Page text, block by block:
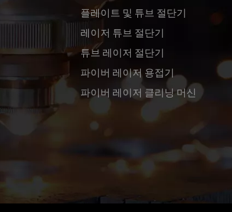
플레이트 및 튜브 절단기
레이저 튜브 절단기
튜브 레이저 절단기
파이버 레이저 용접기
파이버 레이저 클리닝 머신